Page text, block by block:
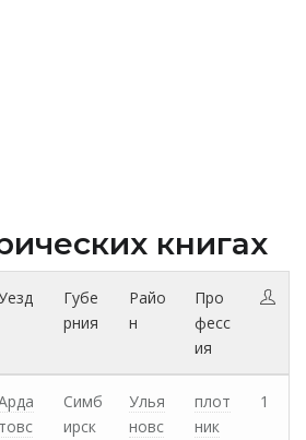
книгах
Губе
рния
Райо
н
Про
фесс
ия
товс
Симб
ирск
Улья
новс
плот
ник
1